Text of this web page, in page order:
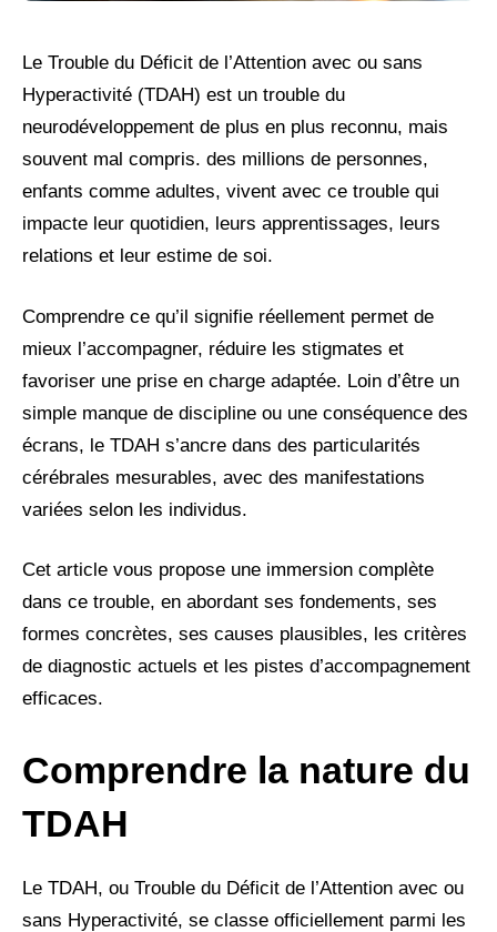
Le Trouble du Déficit de l’Attention avec ou sans
Hyperactivité (TDAH) est un trouble du
neurodéveloppement de plus en plus reconnu, mais
souvent mal compris. des millions de personnes,
enfants comme adultes, vivent avec ce trouble qui
impacte leur quotidien, leurs apprentissages, leurs
relations et leur estime de soi.
Comprendre ce qu’il signifie réellement permet de
mieux l’accompagner, réduire les stigmates et
favoriser une prise en charge adaptée. Loin d’être un
simple manque de discipline ou une conséquence des
écrans, le TDAH s’ancre dans des particularités
cérébrales mesurables, avec des manifestations
variées selon les individus.
Cet article vous propose une immersion complète
dans ce trouble, en abordant ses fondements, ses
formes concrètes, ses causes plausibles, les critères
de diagnostic actuels et les pistes d’accompagnement
efficaces.
Comprendre la nature du
TDAH
Le TDAH, ou Trouble du Déficit de l’Attention avec ou
sans Hyperactivité, se classe officiellement parmi les